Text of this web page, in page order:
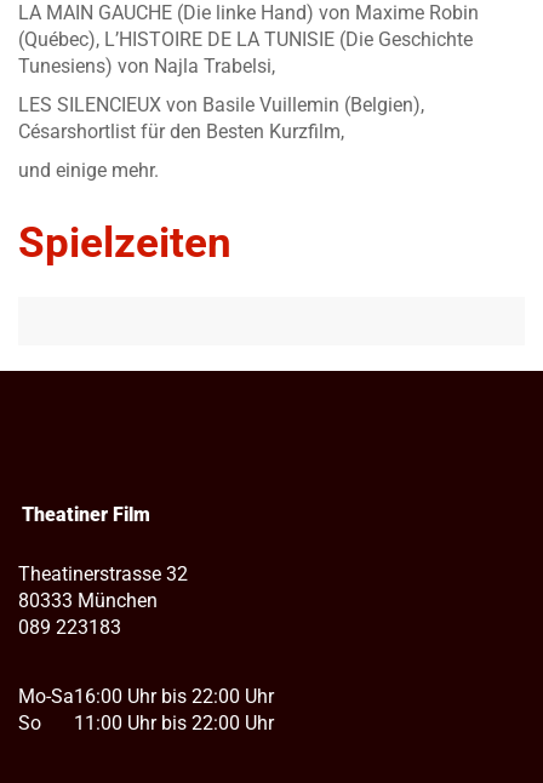
LA MAIN GAUCHE (Die linke Hand) von Maxime Robin
(Québec), L’HISTOIRE DE LA TUNISIE (Die Geschichte
Tunesiens) von Najla Trabelsi,
LES SILENCIEUX von Basile Vuillemin (Belgien),
Césarshortlist für den Besten Kurzfilm,
und einige mehr.
Spielzeiten
Theatiner Film
Theatinerstrasse 32
80333 München
089 223183
Mo-Sa
So
16:00 Uhr bis 22:00 Uhr
11:00 Uhr bis 22:00 Uhr